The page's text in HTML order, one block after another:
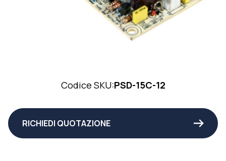
Codice SKU:PSD-15C-12
RICHIEDI QUOTAZIONE